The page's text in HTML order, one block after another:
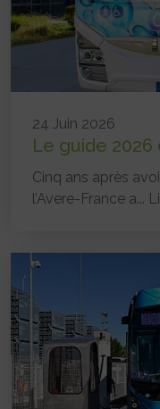
24 Juin 2026
Le guide 2026
Cinq ans après
l’Avere-France a...